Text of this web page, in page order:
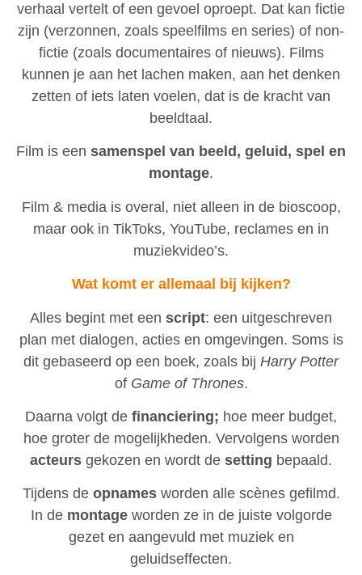
verhaal vertelt of een gevoel oproept. Dat kan fictie
zijn (verzonnen, zoals speelfilms en series) of non-
fictie (zoals documentaires of nieuws). Films
kunnen je aan het lachen maken, aan het denken
zetten of iets laten voelen, dat is de kracht van
beeldtaal.
Film is een samenspel van beeld, geluid, spel en
montage.
Film & media is overal, niet alleen in de bioscoop,
maar ook in TikToks, YouTube, reclames en in
muziekvideo’s.
Wat komt er allemaal bij kijken?
Alles begint met een script: een uitgeschreven
plan met dialogen, acties en omgevingen. Soms is
dit gebaseerd op een boek, zoals bij Harry Potter
of Game of Thrones.
Daarna volgt de financiering; hoe meer budget,
hoe groter de mogelijkheden. Vervolgens worden
acteurs gekozen en wordt de setting bepaald.
Tijdens de opnamesworden alle scènes gefilmd.
In de montageworden ze in de juiste volgorde
gezet en aangevuld met muziek en
geluidseffecten.